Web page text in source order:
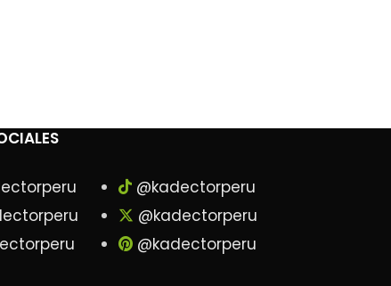
@kadectorperu
@kadectorperu
@kadectorperu